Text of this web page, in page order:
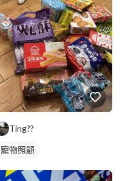
Ting??
寵物照顧